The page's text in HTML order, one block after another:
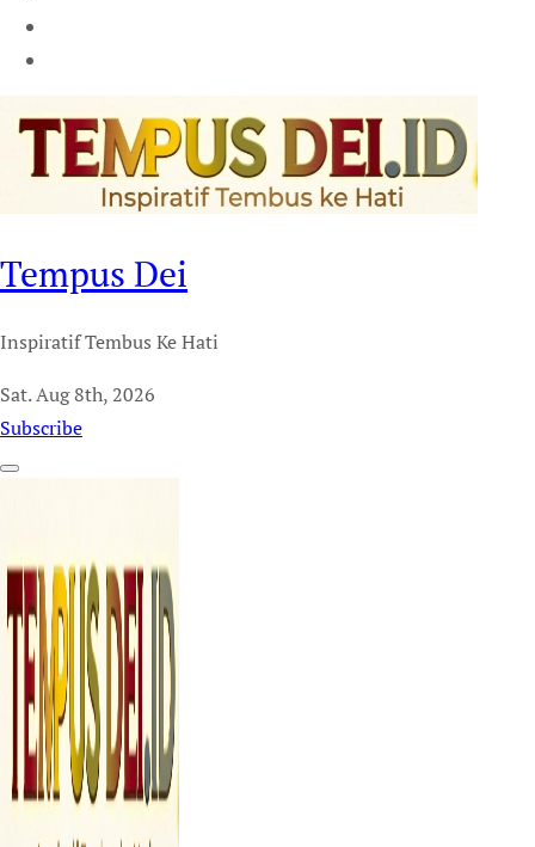
Tempus Dei
Inspiratif Tembus Ke Hati
Sat. Aug 8th, 2026
Subscribe